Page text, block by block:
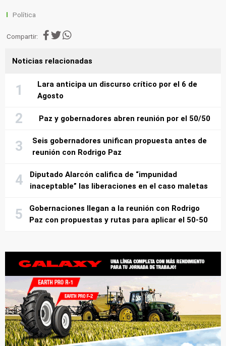
Política
Compartir:
Noticias relacionadas
Lara anticipa un discurso crítico por el 6 de
Agosto
Paz y gobernadores abren reunión por el 50/50
Seis gobernadores unifican propuesta antes de
reunión con Rodrigo Paz
Diputado Alarcón califica de “impunidad
inaceptable” las liberaciones en el caso maletas
Gobernaciones llegan a la reunión con Rodrigo
Paz con propuestas y rutas para aplicar el 50-50